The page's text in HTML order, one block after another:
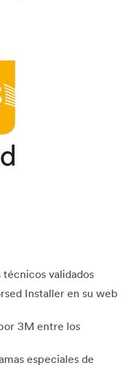
validados
Installer en su web
3M entre los
especiales de